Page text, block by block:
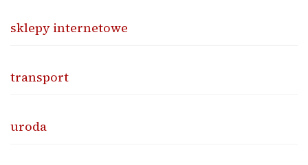
sklepy internetowe
transport
uroda